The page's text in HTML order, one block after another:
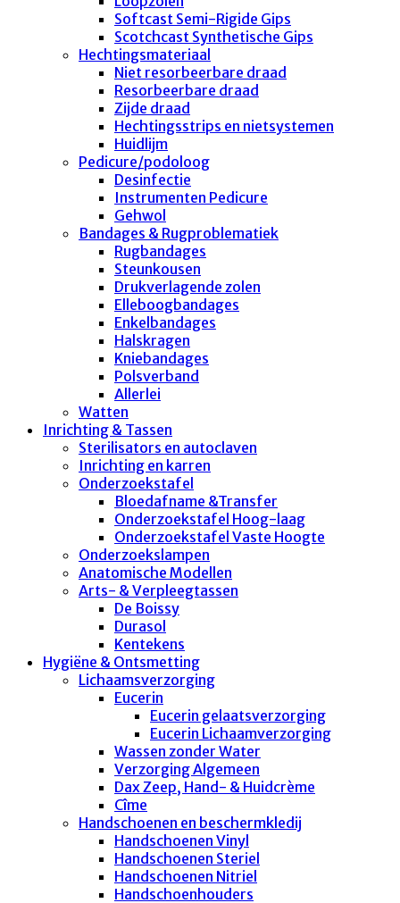
Softcast Semi-Rigide Gips
Scotchcast Synthetische Gips
Hechtingsmateriaal
Niet resorbeerbare draad
Resorbeerbare draad
Zijde draad
Hechtingsstrips en nietsystemen
Huidlijm
Pedicure/podoloog
Desinfectie
Instrumenten Pedicure
Gehwol
Bandages & Rugproblematiek
Rugbandages
Steunkousen
Drukverlagende zolen
Elleboogbandages
Enkelbandages
Halskragen
Kniebandages
Polsverband
Allerlei
Watten
Inrichting & Tassen
Sterilisators en autoclaven
Inrichting en karren
Onderzoekstafel
Bloedafname &Transfer
Onderzoekstafel Hoog-laag
Onderzoekstafel Vaste Hoogte
Onderzoekslampen
Anatomische Modellen
Arts- & Verpleegtassen
De Boissy
Durasol
Kentekens
Hygiëne & Ontsmetting
Lichaamsverzorging
Eucerin
Eucerin gelaatsverzorging
Eucerin Lichaamverzorging
Wassen zonder Water
Verzorging Algemeen
Dax Zeep, Hand- & Huidcrème
Cîme
Handschoenen en beschermkledij
Handschoenen Vinyl
Handschoenen Steriel
Handschoenen Nitriel
Handschoenhouders